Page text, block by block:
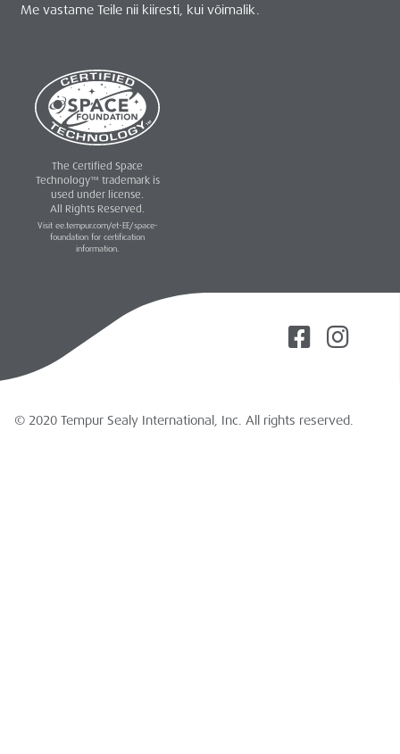
Me vastame Teile nii kiiresti, kui võimalik.
The Certified Space
Technology™ trademark is
used under license.
All Rights Reserved.
Visit ee.tempur.com/et-EE/space-
foundation for certification
information.
© 2020 Tempur Sealy International, Inc. All rights reserved.